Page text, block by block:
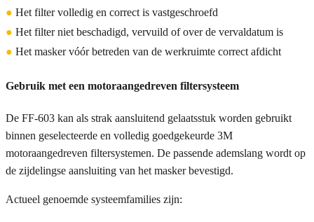
● Het filter volledig en correct is vastgeschroefd
● Het filter niet beschadigd, vervuild of over de vervaldatum is
● Het masker vóór betreden van de werkruimte correct afdicht
Gebruik met een motoraangedreven filtersysteem
De FF-603 kan als strak aansluitend gelaatsstuk worden gebruikt
binnen geselecteerde en volledig goedgekeurde 3M
motoraangedreven filtersystemen. De passende ademslang wordt op
de zijdelingse aansluiting van het masker bevestigd.
Actueel genoemde systeemfamilies zijn: